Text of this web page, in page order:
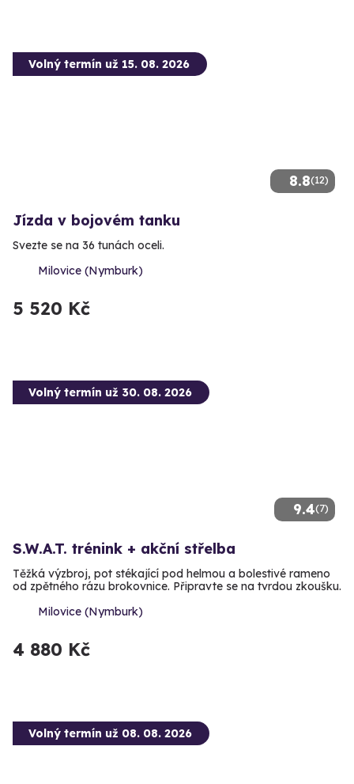
8.8(12)
Volný termín už 15. 08. 2026
Jízda v bojovém tanku
Svezte se na 36 tunách oceli.
Milovice (Nymburk)
5 520 Kč
9.4(7)
Volný termín už 30. 08. 2026
S.W.A.T. trénink + akční střelba
Těžká výzbroj, pot stékající pod helmou a bolestivé rameno
od zpětného rázu brokovnice. Připravte se na tvrdou zkoušku.
Milovice (Nymburk)
4 880 Kč
Volný termín už 08. 08. 2026